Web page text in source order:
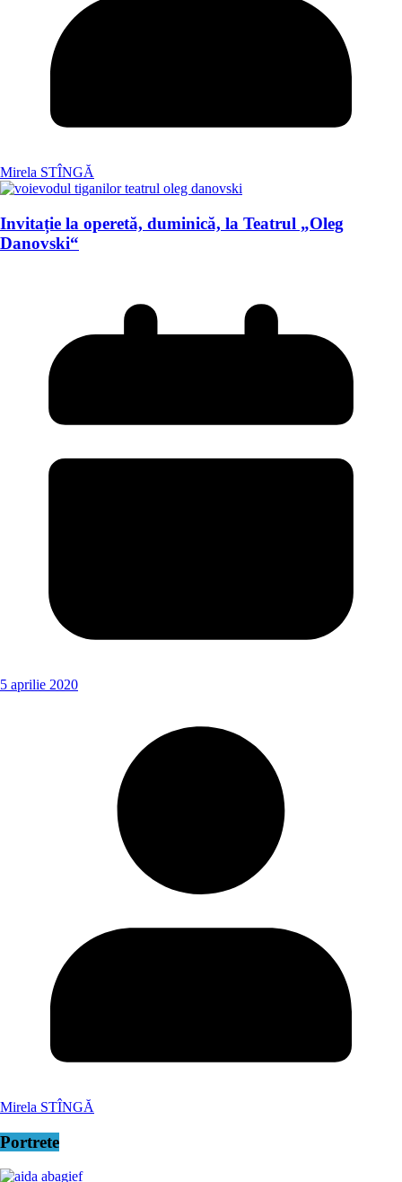
Mirela STÎNGĂ
Invitație la operetă, duminică, la Teatrul „Oleg
Danovski“
5 aprilie 2020
Mirela STÎNGĂ
Portrete